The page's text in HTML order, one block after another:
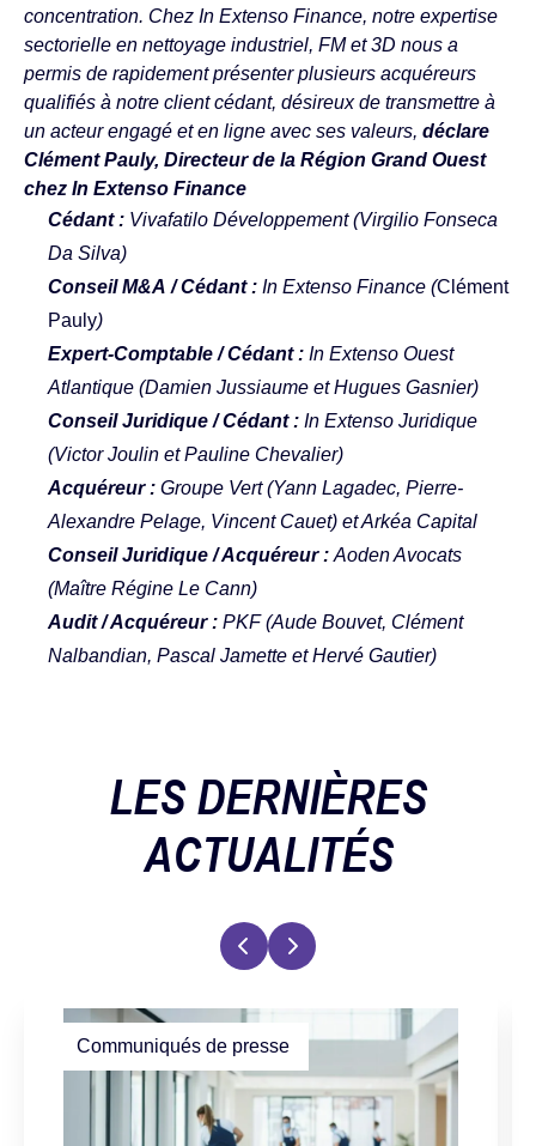
concentration. Chez In Extenso Finance, notre expertise
sectorielle en nettoyage industriel, FM et 3D nous a
permis de rapidement présenter plusieurs acquéreurs
qualifiés à notre client cédant, désireux de transmettre à
un acteur engagé et en ligne avec ses valeurs, déclare
Clément Pauly, Directeur de la Région Grand Ouest
chez In Extenso Finance
Cédant : Vivafatilo Développement (Virgilio Fonseca
Da Silva)
Conseil M&A / Cédant : In Extenso Finance (Clément
Pauly)
Expert-Comptable / Cédant : In Extenso Ouest
Atlantique (Damien Jussiaume et Hugues Gasnier)
Conseil Juridique / Cédant : In Extenso Juridique
(Victor Joulin et Pauline Chevalier)
Acquéreur : Groupe Vert (Yann Lagadec, Pierre-
Alexandre Pelage, Vincent Cauet) et Arkéa Capital
Conseil Juridique / Acquéreur : Aoden Avocats
(Maître Régine Le Cann)
Audit / Acquéreur : PKF (Aude Bouvet, Clément
Nalbandian, Pascal Jamette et Hervé Gautier)
LES DERNIÈRES
ACTUALITÉS
Communiqués de presse